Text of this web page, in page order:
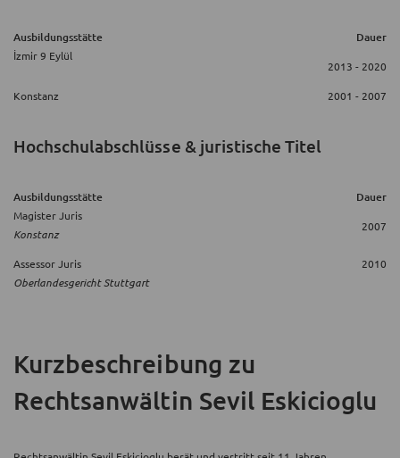
Ausbildungsstätte Dauer
İzmir 9 Eylül
2013 - 2020
Konstanz 2001 - 2007
Hochschulabschlüsse & juristische Titel
Ausbildungsstätte Dauer
Magister Juris
Konstanz
2007
Assessor Juris
Oberlandesgericht Stuttgart
2010
Kurzbeschreibung zu
Rechtsanwältin Sevil Eskicioglu